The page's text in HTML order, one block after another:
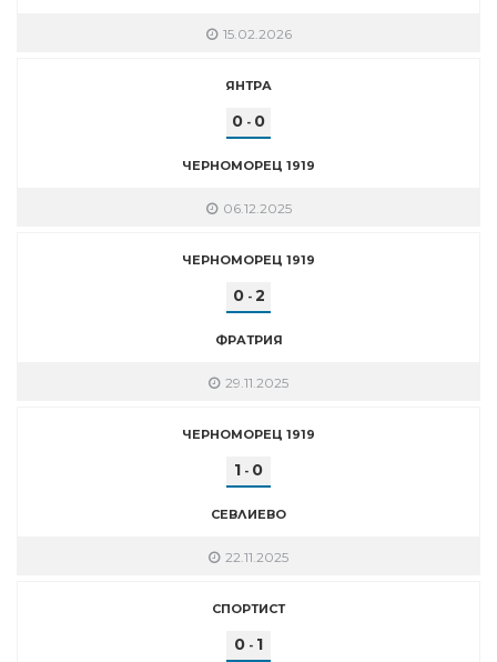
15.02.2026
ЯНТРА
0 - 0
ЧЕРНОМОРЕЦ 1919
06.12.2025
ЧЕРНОМОРЕЦ 1919
0- 2
ФРАТРИЯ
29.11.2025
ЧЕРНОМОРЕЦ 1919
1 - 0
СЕВЛИЕВО
22.11.2025
СПОРТИСТ
0 - 1